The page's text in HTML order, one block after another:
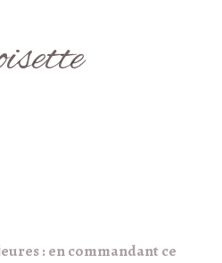
: en commandant ce